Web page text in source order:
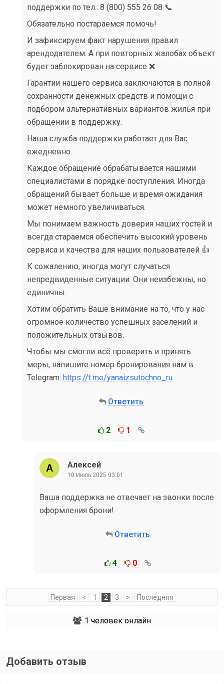
поддержки по тел.: 8 (800) 555 26 08 📞
Обязательно постараемся помочь!
И зафиксируем факт нарушения правил
арендодателем. А при повторных жалобах объект
будет заблокирован на сервисе ❌
Гарантии нашего сервиса заключаются в полной
сохранности денежных средств и помощи с
подбором альтернативных вариантов жилья при
обращении в поддержку.
Наша служба поддержки работает для Вас
ежедневно.
Каждое обращение обрабатывается нашими
специалистами в порядке поступления. Иногда
обращений бывает больше и время ожидания
может немного увеличиваться.
Мы понимаем важность доверия наших гостей и
всегда стараемся обеспечить высокий уровень
сервиса и качества для наших пользователей 👍
К сожалению, иногда могут случаться
непредвиденные ситуации. Они неизбежны, но
единичны.
Хотим обратить Ваше внимание на то, что у нас
огромное количество успешных заселений и
положительных отзывов.
Чтобы мы смогли всё проверить и принять
меры, напишите номер бронирования нам в
Telegram: https://t.me/yanaizsutochno_ru.
Ответить
2 1
Алексей
10 Июль 2025 03:01
Ваша поддержка не отвечает на звонки после
оформления брони!
Ответить
4 0
Первая < 1 2 3 > Последняя
1 человек онлайн
Добавить отзыв